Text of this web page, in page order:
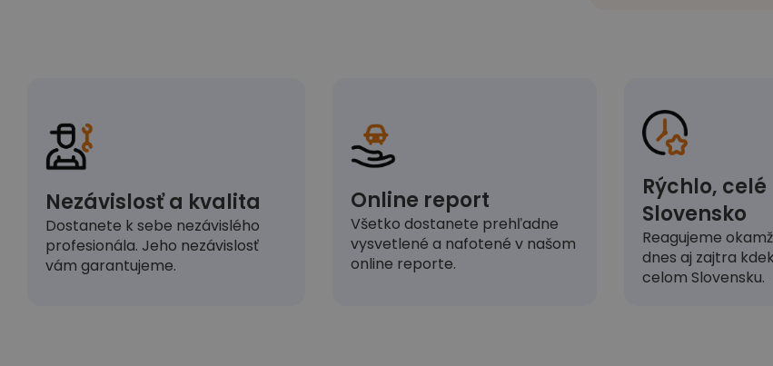
Nezávislosť a kvalita
Dostanete k sebe nezávislého
profesionála. Jeho nezávislosť
vám garantujeme.
Online report
Všetko dostanete prehľadne
vysvetlené a nafotené v našom
online reporte.
Rýchlo, celé
Slovensko
Reagujeme
dnes aj zajtra
celom Slovensku.